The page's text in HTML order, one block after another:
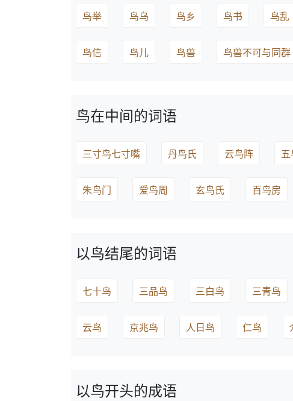
鸟举 鸟乌 鸟乡 鸟书 鸟乱
鸟信 鸟儿 鸟兽 鸟兽不可与同群
鸟在中间的词语
三寸鸟七寸嘴 丹鸟氏 云鸟阵
朱鸟门 爱鸟周 玄鸟氏 百鸟房
以鸟结尾的词语
七十鸟 三品鸟 三白鸟 三青鸟
云鸟 京兆鸟 人日鸟 仁鸟
以鸟开头的成语